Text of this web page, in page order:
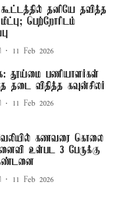
கூட்டத்தில் தனியே தவித்த
பெற்றோரிடம்
11 Feb 2026
தூய்மை பணியாளர்கள்
தடை விதித்த கவுன்சிலர்
11 Feb 2026
கணவரை கொலை
உள்பட 3 பேருக்கு
11 Feb 2026